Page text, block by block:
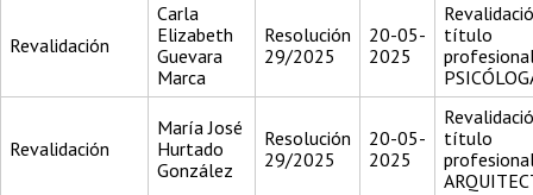
Revalidación
Carla
Elizabeth
Guevara
Marca
Resolución
29/2025
20-05-
2025
título
Revalidación
María José
Hurtado
González
Resolución
29/2025
20-05-
2025
título